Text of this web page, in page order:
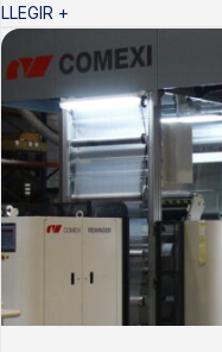
LLEGIR +